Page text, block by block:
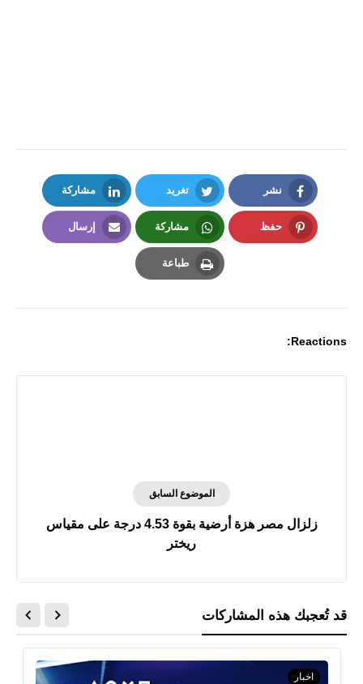
نشر
Facebook
تغريد
Twitter
مشاركة
LinkedIn
حفظ مشاركة
Whatsapp
إرسال
طباعة
Reactions:
الموضوع السابق
زلزال مصر هزة أرضية بقوة 4.53 درجة على مقياس
ريختر
قد تُعجبك هذه المشاركات
اخبار